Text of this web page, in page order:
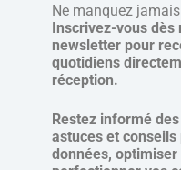
Ne manquez
Inscrivez-vous dès
newsletter pour
quotidiens
réception.
Restez informé
astuces et
données,